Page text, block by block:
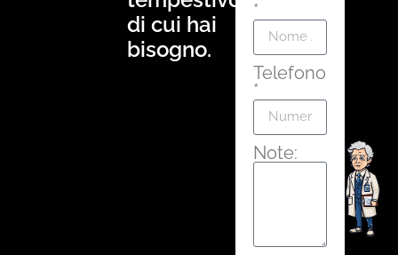
di cui hai
bisogno.
*
Telefono
*
Note: